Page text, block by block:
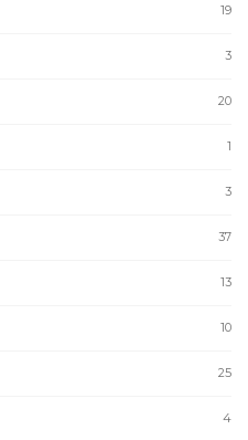
19
3
20
1
3
37
13
10
25
4